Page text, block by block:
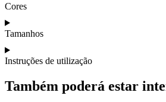
Cores
Tamanhos
Instruções de utilização
Também poderá estar